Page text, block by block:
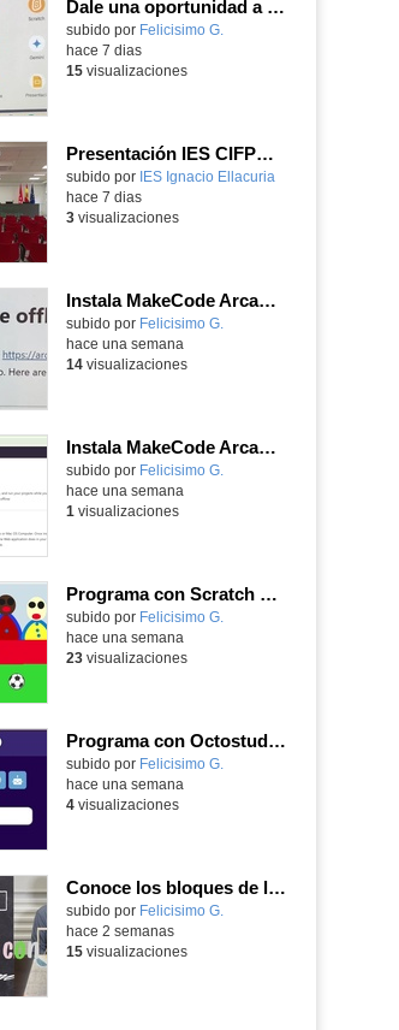
Dale una oportunidad a los Chromebooks y utiliza un proyector para realizar talleres si no tienes pantallas táctiles
Contenido educativo.
subido por Felicisimo G.
hace 7 dias
15visualizaciones
Presentación IES CIFPD Ignacio Ellacuría
Contenido educativo.
subido por IES Ignacio Ellacuria
hace 7 dias
3visualizaciones
Instala MakeCode Arcade para trabajar offline en tu tablet, ordenador, Chromebook
Contenido educativo.
subido por Felicisimo G.
hace una semana
14visualizaciones
Instala MakeCode Arcade offline para programar grandes juegos sin necesidad de Internet
Contenido educativo.
subido por Felicisimo G.
hace una semana
1 visualizaciones
Programa con Scratch Jr una barrera que se desplaza para dar sensación de movimiento
Contenido educativo.
subido por Felicisimo G.
hace una semana
23visualizaciones
Programa con Octostudio, una animación utilizando la cámara para una foto y audio y texto para comunicar.
Contenido educativo.
subido por Felicisimo G.
hace una semana
4visualizaciones
Conoce los bloques de la app Octostudio, gratuito, offline y para tu tablet y móvil - Contenido educativo
Contenido educativo.
subido por Felicisimo G.
hace 2 semanas
15visualizaciones